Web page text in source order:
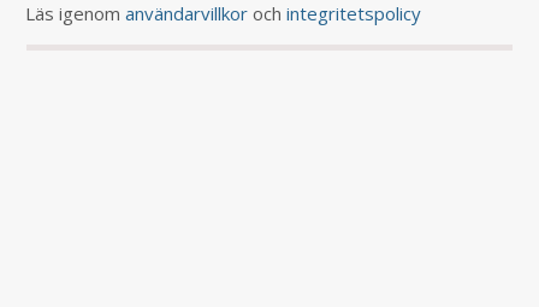
Läs igenomanvändarvillkor ochintegritetspolicy